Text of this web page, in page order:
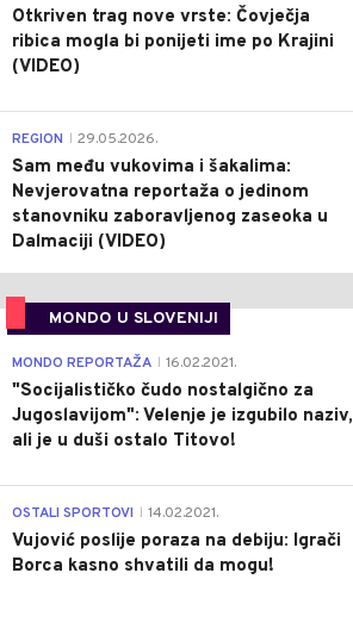
Otkriven trag nove vrste: Čovječja
ribica mogla bi ponijeti ime po Krajini
(VIDEO)
REGION 29.05.2026.
Sam među vukovima i šakalima:
Nevjerovatna reportaža o jedinom
stanovniku zaboravljenog zaseoka u
Dalmaciji (VIDEO)
MONDO U SLOVENIJI
MONDO REPORTAŽA 16.02.2021.
"Socijalističko čudo nostalgično za
Jugoslavijom": Velenje je izgubilo naziv,
ali je u duši ostalo Titovo!
OSTALI SPORTOVI 14.02.2021.
Vujović poslije poraza na debiju: Igrači
Borca kasno shvatili da mogu!